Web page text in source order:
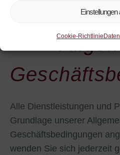
Einstellungen
Cookie-Richtlinie
Alle Dienstleistungen und
Grundlage unserer
Geschäftsbedingungen
wenden Sie sich jederzeit